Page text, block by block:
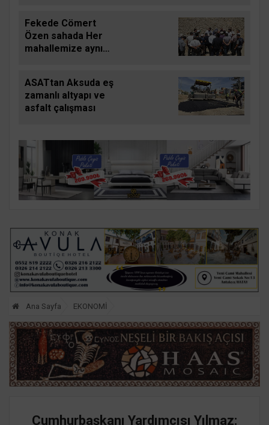
Fekede Cömert
Özen sahada Her
mahallemize aynı
ASATtan Aksuda eş
zamanlı altyapı ve
asfalt çalışması
Ana Sayfa EKONOMİ
Cumhurbaşkanı Yardımcısı Yılmaz: